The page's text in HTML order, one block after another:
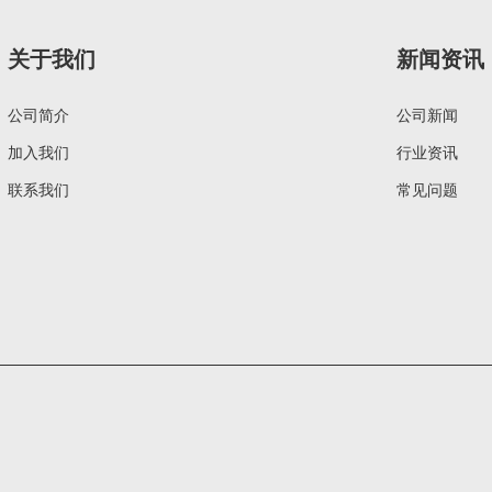
关于我们
公司简介
加入我们
联系我们
新闻资讯
公司新闻
行业资讯
常见问题